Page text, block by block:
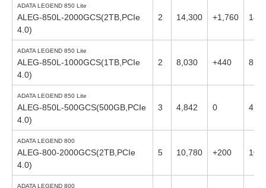
ADATA LEGEND 850 Lite
ALEG-850L-2000GCS(2TB,PCIe
4.0)
2 14,300 +1,760
ADATA LEGEND 850 Lite
ALEG-850L-1000GCS(1TB,PCIe
4.0)
2 8,030 +440
ADATA LEGEND 850 Lite
ALEG-850L-500GCS(500GB,PCIe
4.0)
3 4,842 0
ADATA LEGEND 800
ALEG-800-2000GCS(2TB,PCIe
4.0)
5 10,780 +200
ADATA LEGEND 800